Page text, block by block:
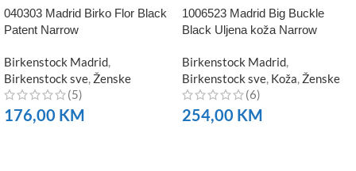
040303 Madrid Birko Flor Black
Patent Narrow
Birkenstock Madrid
Birkenstock sve Ženske
(5)
176,00 KM
1006523 Madrid Big Buckle
Black Uljena koža Narrow
Birkenstock Madrid
Birkenstock sve Koža Ženske
(6)
254,00 KM